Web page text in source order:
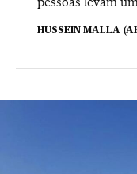
HUSSEIN MALLA